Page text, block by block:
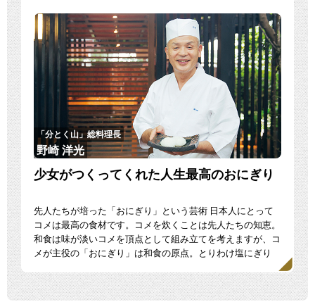
「分とく山」総料理長
野崎 洋光
少女がつくってくれた人生最高のおにぎり
先人たちが培った「おにぎり」という芸術 日本人にとって
コメは最高の食材です。コメを炊くことは先人たちの知恵。
和食は味が淡いコメを頂点として組み立てを考えますが、コ
メが主役の「おにぎり」は和食の原点。とりわけ塩にぎり